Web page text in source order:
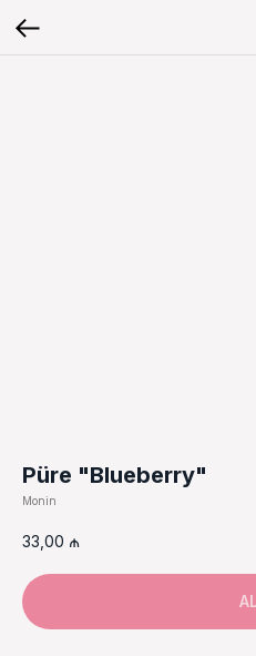
Püre "Blueberry"
Monin
33,00 ₼